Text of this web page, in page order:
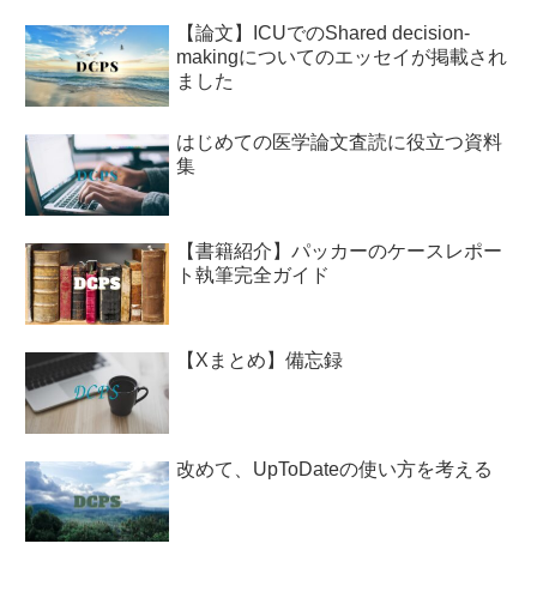
【論文】ICUでのShared decision-
makingについてのエッセイが掲載され
ました
はじめての医学論文査読に役立つ資料
集
【書籍紹介】パッカーのケースレポー
ト執筆完全ガイド
【Xまとめ】備忘録
改めて、UpToDateの使い方を考える